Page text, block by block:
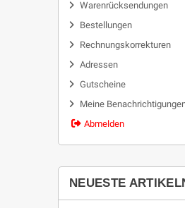
Warenrücksendungen
Bestellungen
Rechnungskorrekturen
Adressen
Gutscheine
Meine
Abmelden
NEUESTE